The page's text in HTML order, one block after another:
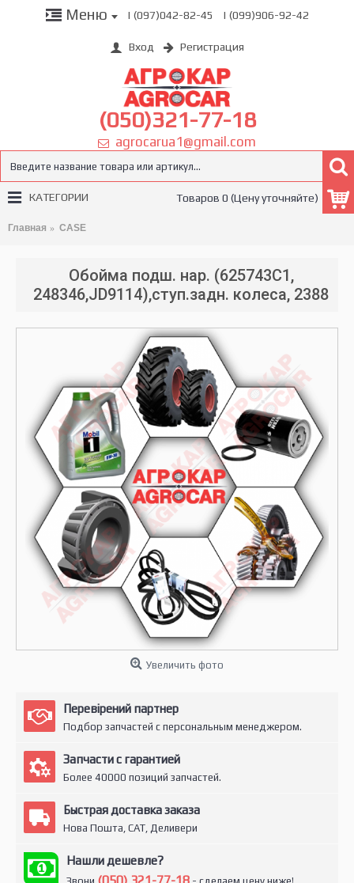
Меню | (097)042-82-45 | (099)906-92-42
Вход Регистрация
(050)321-77-18
agrocarua1@gmail.com
Товаров 0 (Цену уточняйте)
КАТЕГОРИИ
Главная CASE
Обойма подш. нар. (625743C1,
248346,JD9114),ступ.задн. колеса, 2388
Увеличить фото
Перевірений партнер
Подбор запчастей с персональным менеджером.
Запчасти с гарантией
Более 40000 позиций запчастей.
Быстрая доставка заказа
Нова Пошта, САТ, Деливери
Нашли дешевле?